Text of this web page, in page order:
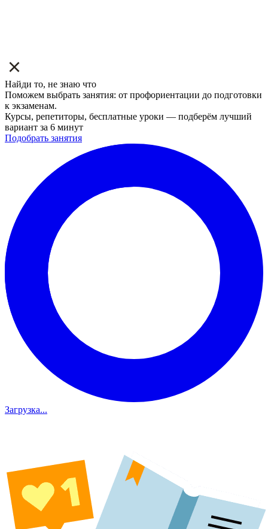
Найди то, не знаю что
Поможем выбрать занятия: от профориентации до подготовки
к экзаменам.
Курсы, репетиторы, бесплатные уроки — подберём лучший
вариант за 6 минут
Подобрать занятия
Загрузка...